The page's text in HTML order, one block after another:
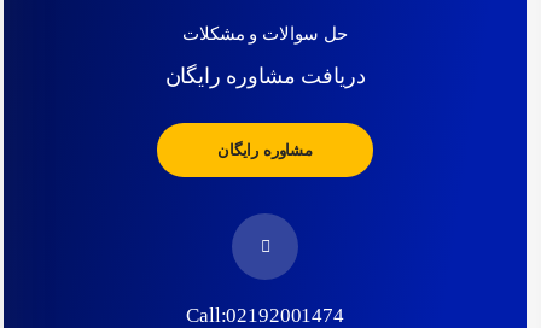
حل سوالات و مشکلات
دریافت مشاوره رایگان
مشاوره رایگان
Call:02192001474